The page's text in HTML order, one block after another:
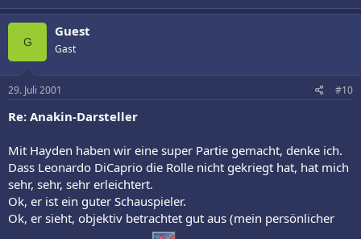
G
Guest
Gast
29. Juli 2001 #10
Re: Anakin-Darsteller
Mit Hayden haben wir eine super Partie gemacht, denke ich.
Dass Leonardo DiCaprio die Rolle nicht gekriegt hat, hat mich
sehr, sehr, sehr erleichtert.
Ok, er ist ein guter Schauspieler.
Ok, er sieht, objektiv betrachtet gut aus (mein persönlicher